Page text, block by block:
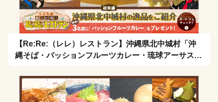
【Re:Re:（レレ）レストラン】沖縄県北中城村「沖
縄そば・パッションフルーツカレー・琉球アーサスー